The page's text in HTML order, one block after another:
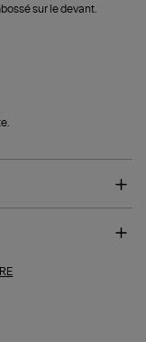
sur le devant.